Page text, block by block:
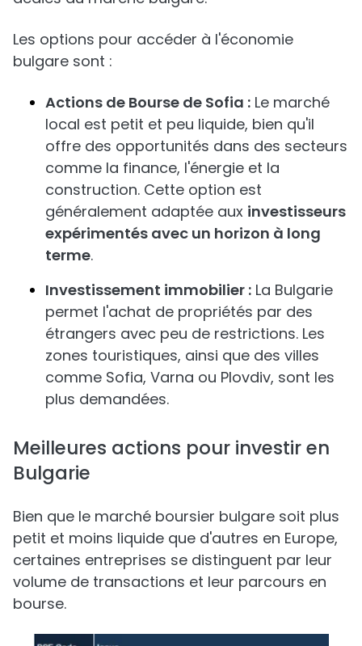
Les options pour accéder à l'économie
bulgare sont :
Actions de Bourse de Sofia : Le marché
local est petit et peu liquide, bien qu'il
offre des opportunités dans des secteurs
comme la finance, l'énergie et la
construction. Cette option est
généralement adaptée aux investisseurs
expérimentés avec un horizon à long
terme.
Investissement immobilier : La Bulgarie
permet l'achat de propriétés par des
étrangers avec peu de restrictions. Les
zones touristiques, ainsi que des villes
comme Sofia, Varna ou Plovdiv, sont les
plus demandées.
Meilleures actions pour investir en
Bulgarie
Bien que le marché boursier bulgare soit plus
petit et moins liquide que d'autres en Europe,
certaines entreprises se distinguent par leur
volume de transactions et leur parcours en
bourse.